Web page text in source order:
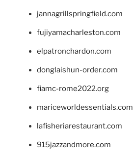
jannagrillspringfield.com
fujiyamacharleston.com
elpatronchardon.com
donglaishun-order.com
fiamc-rome2022.org
mariceworldessentials.com
lafisheriarestaurant.com
915jazzandmore.com